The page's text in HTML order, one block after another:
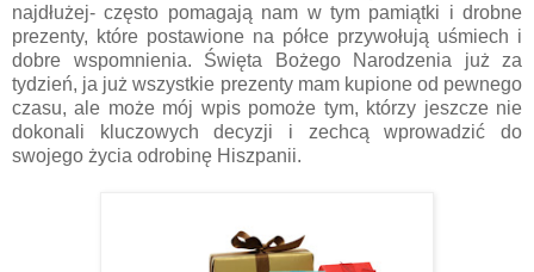
najdłużej- często pomagają nam w tym pamiątki i drobne
prezenty, które postawione na półce przywołują uśmiech i
dobre wspomnienia. Święta Bożego Narodzenia już za
tydzień, ja już wszystkie prezenty mam kupione od pewnego
czasu, ale może mój wpis pomoże tym, którzy jeszcze nie
dokonali kluczowych decyzji i zechcą wprowadzić do
swojego życia odrobinę Hiszpanii.